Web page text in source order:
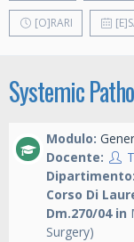
[O]RARI
Systemic
Modulo:
Docente:
Dipartimento:
Corso Di
Dm.270/04 in
Surgery)